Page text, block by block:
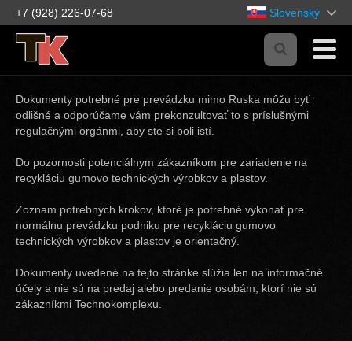
+7 (928) 226-07-68 Slovenský
Dokumenty potrebné pre prevádzku mimo Ruska môžu byť
odlišné a odporúčame vám prekonzultovať to s príslušnými
regulačnými orgánmi, aby ste si boli istí.
Do pozornosti potenciálnym zákazníkom pre zariadenie na
recykláciu gumovo technických výrobkov a plastov.
Zoznam potrebných krokov, ktoré je potrebné vykonať pre
normálnu prevádzku podniku pre recykláciu gumovo
technických výrobkov a plastov je orientačný.
Dokumenty uvedené na tejto stránke slúžia len na informačné
účely a nie sú na predaj alebo predanie osobám, ktorí nie sú
zákazníkmi Technokomplexu.